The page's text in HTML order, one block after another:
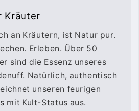
Kräuter
an Kräutern, ist Natur pur.
Erleben. Über 50
sind die Essenz unseres
Natürlich, authentisch
unseren feurigen
mit Kult-Status aus.